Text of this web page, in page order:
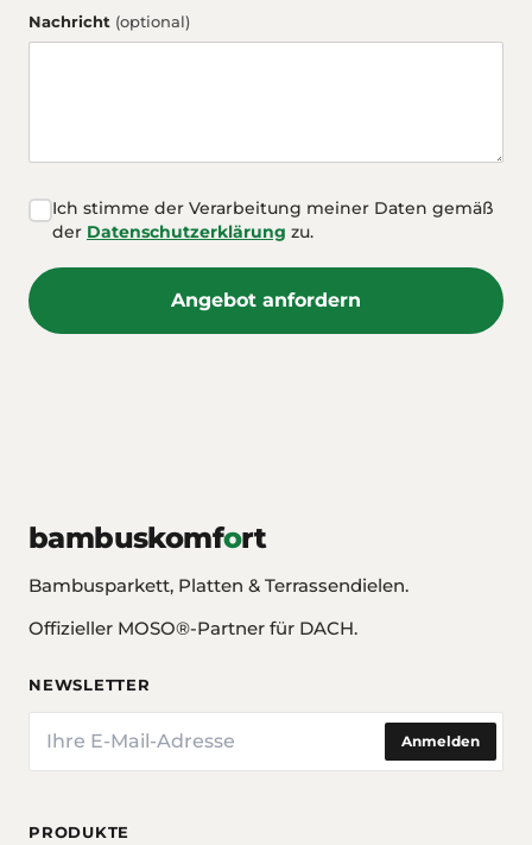
Nachricht (optional)
Ich stimme der Verarbeitung meiner Daten gemäß
der Datenschutzerklärung zu.
Angebot anfordern
bambuskomfort
Bambusparkett, Platten & Terrassendielen.
Offizieller MOSO®-Partner für DACH.
NEWSLETTER
E-Mail
Anmelden
PRODUKTE